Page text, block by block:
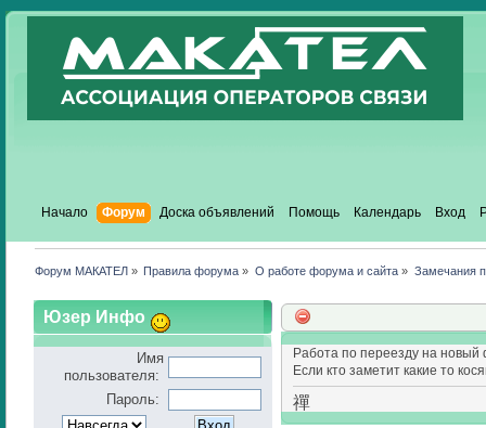
Начало Форум Доска объявлений Помощь Календарь Вход
Форум МАКАТЕЛ » Правила форума » О работе форума и сайта » Замечания
Юзер Инфо
Имя
пользователя:
Пароль:
Работа по переезду на
Если кто заметит какие то
禪